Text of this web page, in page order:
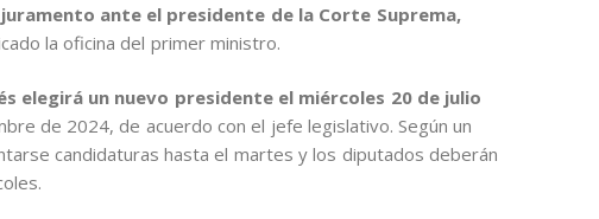
ante el presidente de la Corte Suprema,
la oficina del primer ministro.
elegirá un nuevo presidente el miércoles 20 de julio
de 2024, de acuerdo con el jefe legislativo. Según un
candidaturas hasta el martes y los diputados deberán